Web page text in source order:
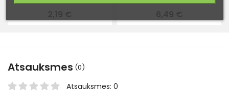
Atsauksmes (0)
Atsauksmes: 0